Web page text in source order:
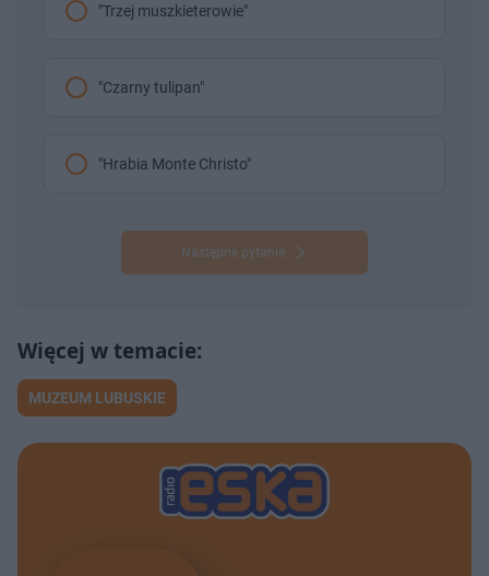
"Trzej muszkieterowie"
"Czarny tulipan"
"Hrabia Monte Christo"
Następne pytanie
MUZEUM LUBUSKIE